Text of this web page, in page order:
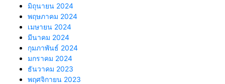
มิถุนายน 2024
พฤษภาคม 2024
เมษายน 2024
มีนาคม 2024
กุมภาพันธ์ 2024
มกราคม 2024
ธันวาคม 2023
พฤศจิกายน 2023